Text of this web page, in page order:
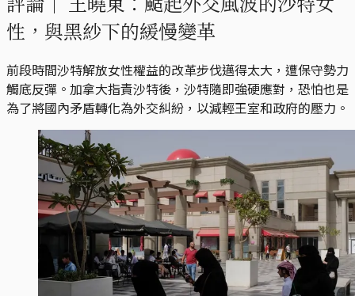
性，與黑紗下的緩慢變革
前段時間沙特解放女性權益的改革步伐邁得太大，遭保守勢力
觸底反彈。加拿大指責沙特後，沙特隨即強硬應對，恐怕也是
為了將國內矛盾轉化為外交糾紛，以減輕王室和政府的壓力。